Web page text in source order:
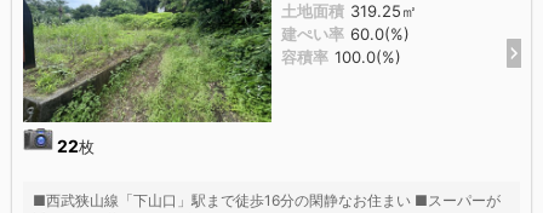
22枚
土地面積 319.25㎡
建ぺい率 60.0(%)
容積率 100.0(%)
■西武狭山線「下山口」駅まで徒歩16分の閑静なお住まい ■スーパーが